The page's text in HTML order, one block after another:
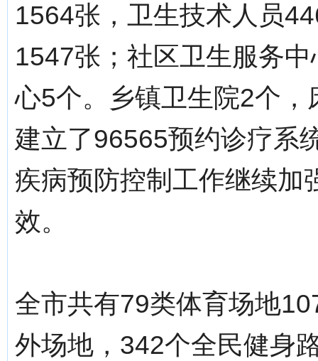
1564张，卫生技术人员
1547张；社区卫生服务
心5个。乡镇卫生院2个
建立了96565预约诊疗系
疾病预防控制工作继续加
效。
全市共有79类体育场地
外场地，342个全民健身